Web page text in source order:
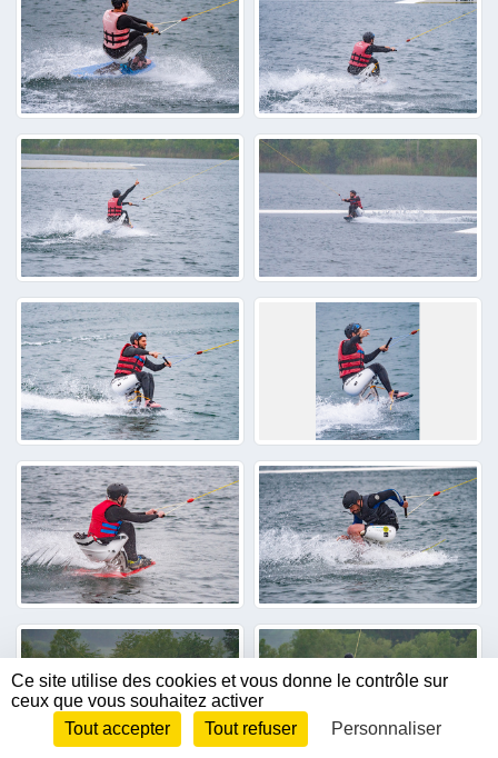
Envie de participer ? CONNEXION
Ce site utilise des cookies et vous donne le contrôle sur
ceux que vous souhaitez activer
Tout accepter
Tout refuser Personnaliser